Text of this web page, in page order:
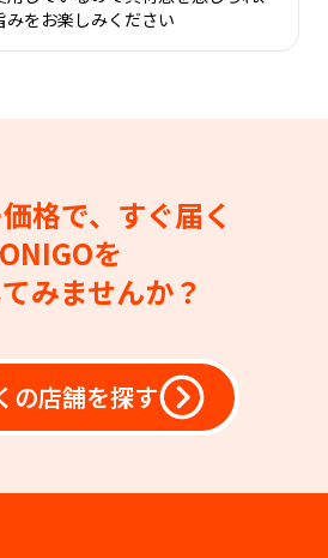
みをお楽しみください
格で、すぐ届く
ONIGOを
みませんか？
の店舗を探す